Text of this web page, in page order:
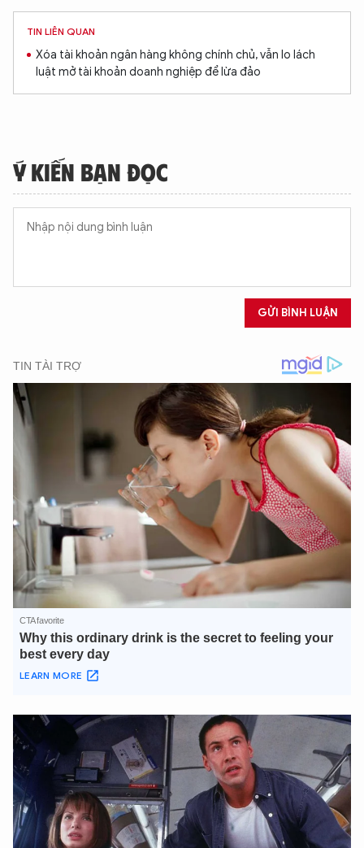
TIN LIÊN QUAN
Xóa tài khoản ngân hàng không chính chủ, vẫn lo lách
luật mở tài khoản doanh nghiệp để lừa đảo
Ý KIẾN BẠN ĐỌC
GỬI BÌNH LUẬN
TÔI LÀ CHATBOT CỦA
Hãy hỏi tôi bất kỳ điều gì bạn cần biết về
An Ninh Thủ Đô nhé. Tôi sẵn sàng hỗ trợ!